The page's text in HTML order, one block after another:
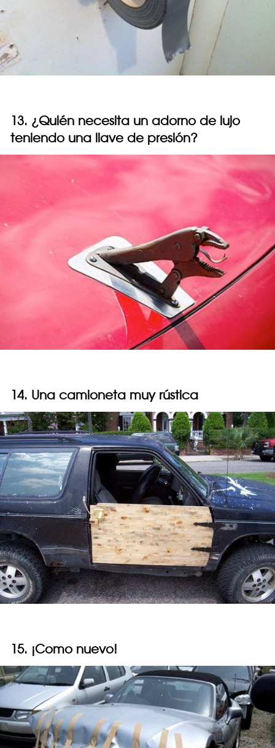
13. ¿Quién necesita un adorno de lujo
teniendo una llave de presión?
14. Una camioneta muy rústica
15. ¡Como nuevo!